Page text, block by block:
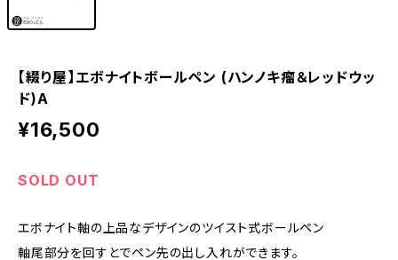
【綴り屋】エボナイトボールペン (ハンノキ瘤＆レッドウッ
ド)A
¥16,500
SOLD OUT
エボナイト軸の上品なデザインのツイスト式ボールペン
軸尾部分を回すとでペン先の出し入れができます。